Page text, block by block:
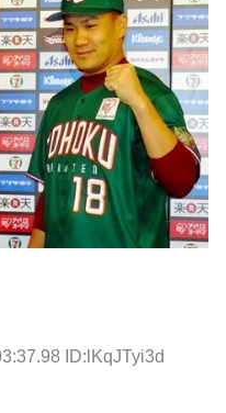
ID:lKqJTyi3d